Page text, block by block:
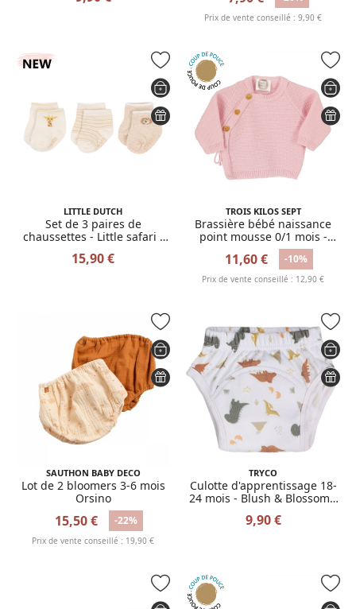
Prix de vente conseillé : 9,90 €
LITTLE DUTCH
Set de 3 paires de
chaussettes - Little safari -
15,90 €
TROIS KILOS SEPT
Brassière bébé naissance
point mousse 0/1 mois -
11,60 € -10%
Prix de vente conseillé : 12,90 €
SAUTHON BABY DECO
Lot de 2 bloomers 3-6 mois
Orsino
15,50 € -22%
Prix de vente conseillé : 19,90 €
TRYCO
Culotte d'apprentissage 18-
24 mois - Blush & Blossom /
9,90 €